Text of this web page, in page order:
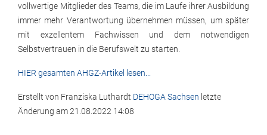
vollwertige Mitglieder des Teams, die im Laufe ihrer Ausbildung
immer mehr Verantwortung übernehmen müssen, um später
mit exzellentem Fachwissen und dem notwendigen
Selbstvertrauen in die Berufswelt zu starten.
HIER gesamten AHGZ-Artikel lesen...
Erstellt von Franziska Luthardt DEHOGA Sachsen letzte
Änderung am21.08.2022 14:08